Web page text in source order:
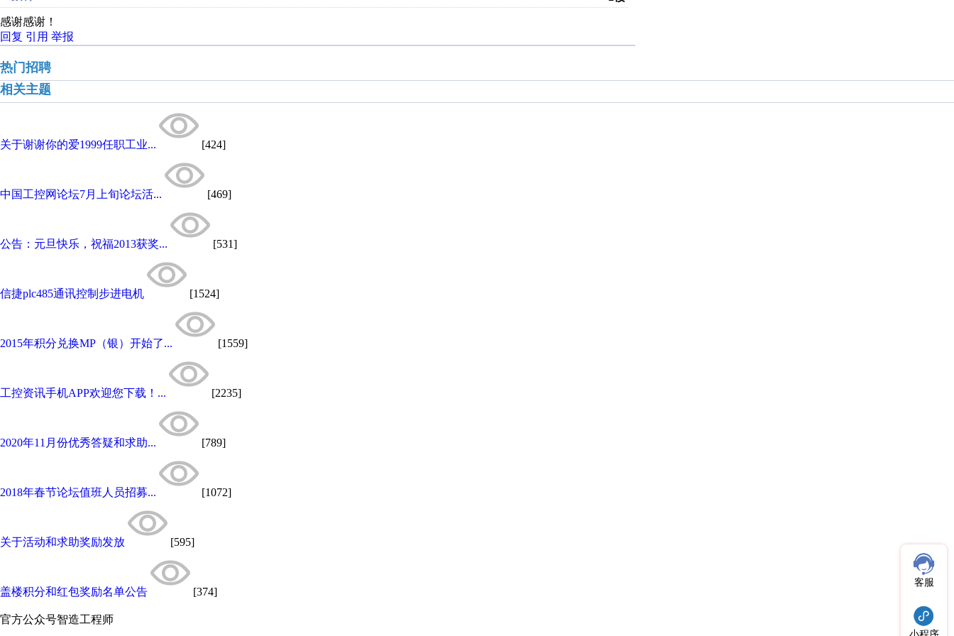
感谢感谢！
回复 引用 举报
热门招聘
相关主题
关于谢谢你的爱1999任职工业... [424]
中国工控网论坛7月上旬论坛活... [469]
公告：元旦快乐，祝福2013获奖... [531]
信捷plc485通讯控制步进电机 [1524]
2015年积分兑换MP（银）开始了... [1559]
工控资讯手机APP欢迎您下载！... [2235]
2020年11月份优秀答疑和求助... [789]
2018年春节论坛值班人员招募... [1072]
关于活动和求助奖励发放 [595]
盖楼积分和红包奖励名单公告 [374]
官方公众号智造工程师
客服